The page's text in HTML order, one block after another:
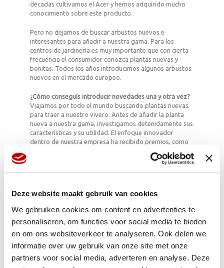
Deze website maakt gebruik van cookies
We gebruiken cookies om content en advertenties te
personaliseren, om functies voor social media te bieden
en om ons websiteverkeer te analyseren. Ook delen we
informatie over uw gebruik van onze site met onze
partners voor social media, adverteren en analyse. Deze
décadas cultivamos el Acer y hemos adquirido mucho
conocimiento sobre este producto.
Pero no dejamos de buscar arbustos nuevos e
interesantes para añadir a nuestra gama. Para los
centros de jardinería es muy importante que con cierta
frecuencia el consumidor conozca plantas nuevas y
bonitas. Todos los años introducimos algunos arbustos
nuevos en el mercado europeo.
¿Cómo conseguís introducir novedades una y otra vez?
Viajamos por todo el mundo buscando plantas nuevas
para traer a nuestro vivero. Antes de añadir la planta
nueva a nuestra gama, investigamos detenidamente sus
características y su utilidad. El enfoque innovador
dentro de nuestra empresa ha recibido premios, como
el ‘Glazen Tulp’, la mejor novedad en la feria IPM de
Essen y el Plantarium y la planta del año en las ediciones
nota que somos perfeccionistas. La presencia de
nuestro producto en un centro de jardinería debe ser
¿Por qué destacan vuestros productos?
Hacer posible la alta calidad del producto es un
elemento esencial que nos diferencia del resto. Además
somos capaces de realizar tanto pedidos pequeños de